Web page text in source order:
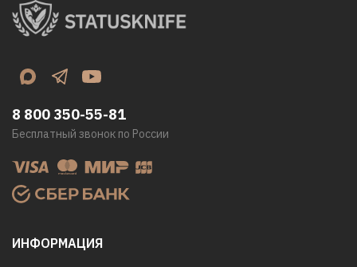
ИНФОРМАЦИЯ
8 800 350-55-81
Бесплатный звонок по России